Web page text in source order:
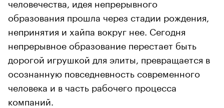
образования прошла через стадии рождения,
непринятия и хайпа вокруг нее. Сегодня
непрерывное образование перестает быть
дорогой игрушкой для элиты, превращается в
осознанную повседневность современного
человека и в часть рабочего процесса
компаний.